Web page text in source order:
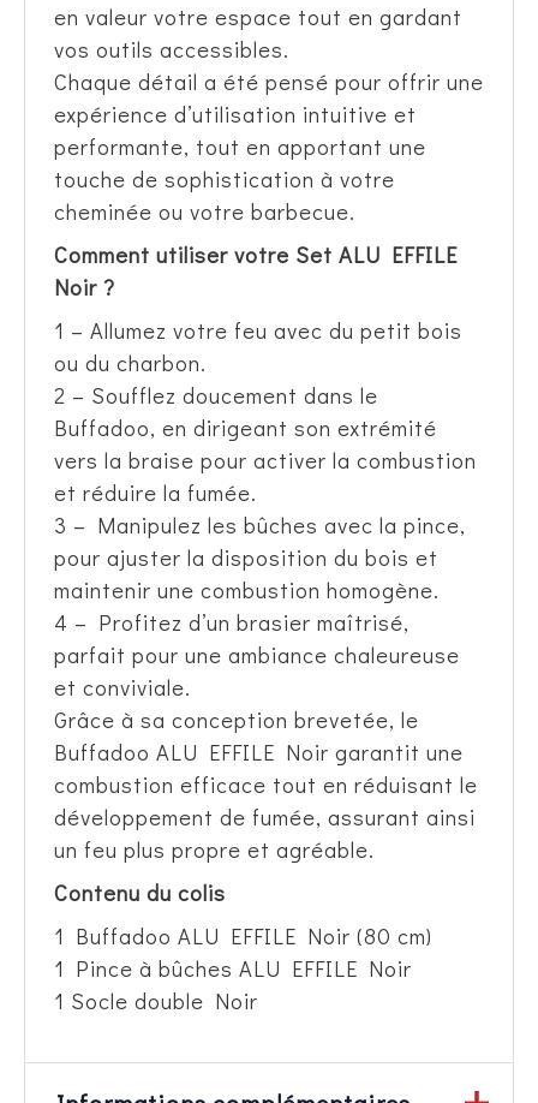
en valeur votre espace tout en gardant
vos outils accessibles.
Chaque détail a été pensé pour offrir une
expérience d’utilisation intuitive et
performante, tout en apportant une
touche de sophistication à votre
cheminée ou votre barbecue.
Comment utiliser votre Set ALU EFFILE
Noir ?
1 – Allumez votre feu avec du petit bois
ou du charbon.
2 – Soufflez doucement dans le
Buffadoo, en dirigeant son extrémité
vers la braise pour activer la combustion
et réduire la fumée.
3 – Manipulez les bûches avec la pince,
pour ajuster la disposition du bois et
maintenir une combustion homogène.
4 – Profitez d’un brasier maîtrisé,
parfait pour une ambiance chaleureuse
et conviviale.
Grâce à sa conception brevetée, le
Buffadoo ALU EFFILE Noir garantit une
combustion efficace tout en réduisant le
développement de fumée, assurant ainsi
un feu plus propre et agréable.
Contenu du colis
1 Buffadoo ALU EFFILE Noir (80 cm)
1 Pince à bûches ALU EFFILE Noir
1 Socle double Noir